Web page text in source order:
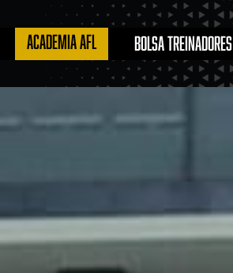
ACADEMIA AFL BOLSA TREINADORES